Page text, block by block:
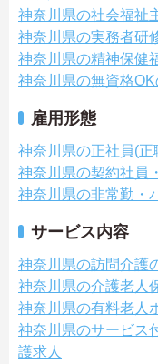
神奈川県の社会福祉
神奈川県の実務者研
神奈川県の精神保健
神奈川県の無資格OK
雇用形態
神奈川県の正社員(正
神奈川県の契約社員
神奈川県の非常勤・
サービス内容
神奈川県の訪問介護
神奈川県の介護老人
神奈川県の有料老人
神奈川県のサービス
護求人